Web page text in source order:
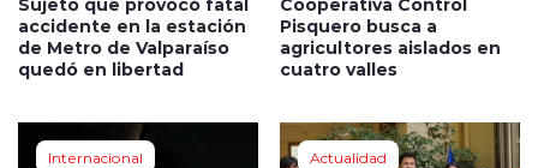
accidente en la estación
de Metro de Valparaíso
quedó en libertad
Pisquero busca a
agricultores aislados en
cuatro valles
Internacional Actualidad